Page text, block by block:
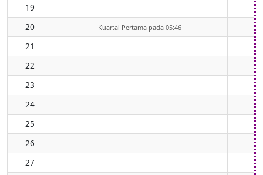
19
20
Kuartal Pertama pada 05:46
21
22
23
24
25
26
27